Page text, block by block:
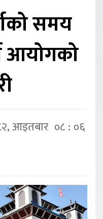
समय
आयोगको
आइतबार ०८ : ०६